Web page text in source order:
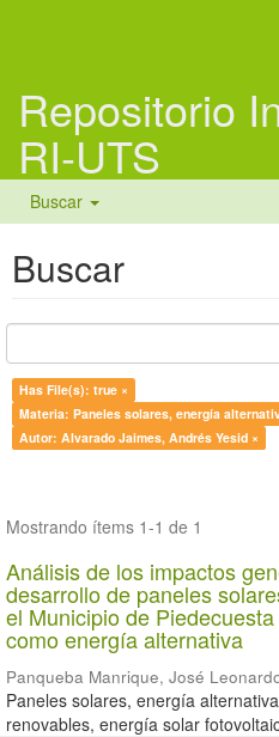
Repositorio
RI-UTS
Buscar
Buscar
Has File(s): true ×
Materia: Paneles solares, energía
Autor: Alvarado Jaimes, Andrés Yesid ×
Mostrando ítems 1-1 de 1
Análisis de los impactos
desarrollo de paneles
el Municipio de
como energía alternativa
Panqueba Manrique, José
Paneles solares, energía
renovables, energía solar